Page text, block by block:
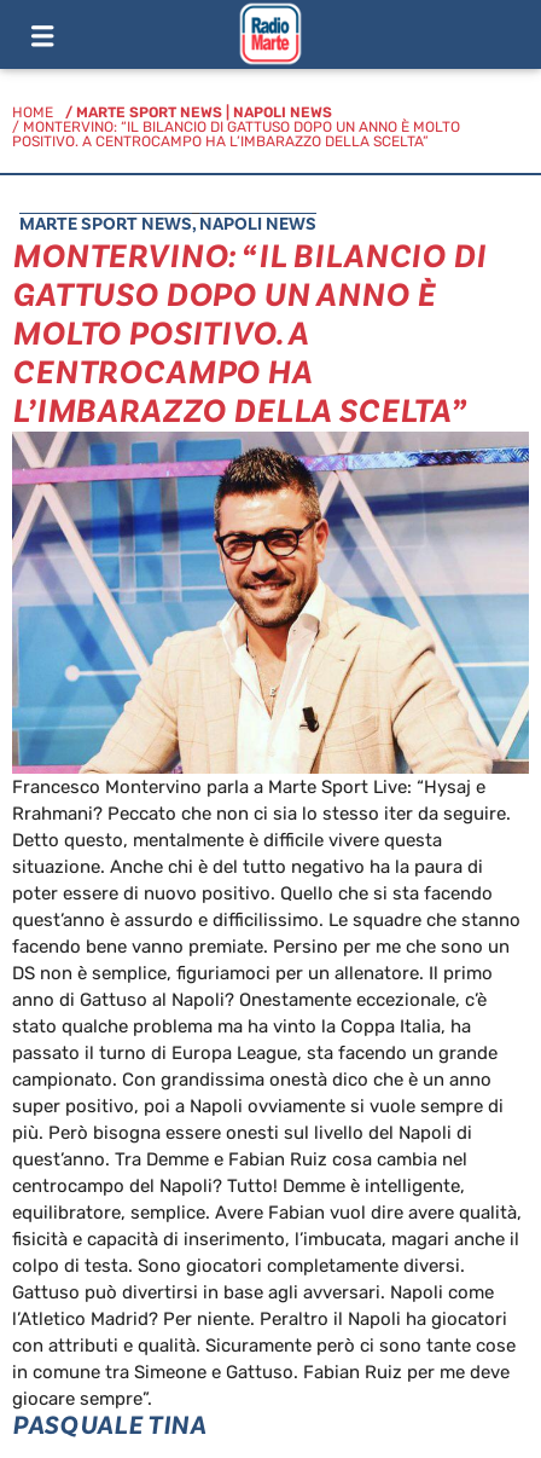
HOME / MARTE SPORT NEWS
NAPOLI NEWS
/ MONTERVINO: “IL BILANCIO DI GATTUSO DOPO UN ANNO È MOLTO
POSITIVO. A CENTROCAMPO HA L’IMBARAZZO DELLA SCELTA”
MARTE SPORT NEWS, NAPOLI NEWS
MONTERVINO: “IL BILANCIO DI
GATTUSO DOPO UN ANNO È
MOLTO POSITIVO. A
CENTROCAMPO HA
L’IMBARAZZO DELLA SCELTA”
Francesco Montervino parla a Marte Sport Live: “Hysaj e
Rrahmani? Peccato che non ci sia lo stesso iter da seguire.
Detto questo, mentalmente è difficile vivere questa
situazione. Anche chi è del tutto negativo ha la paura di
poter essere di nuovo positivo. Quello che si sta facendo
quest’anno è assurdo e difficilissimo. Le squadre che stanno
facendo bene vanno premiate. Persino per me che sono un
DS non è semplice, figuriamoci per un allenatore. Il primo
anno di Gattuso al Napoli? Onestamente eccezionale, c’è
stato qualche problema ma ha vinto la Coppa Italia, ha
passato il turno di Europa League, sta facendo un grande
campionato. Con grandissima onestà dico che è un anno
super positivo, poi a Napoli ovviamente si vuole sempre di
più. Però bisogna essere onesti sul livello del Napoli di
quest’anno. Tra Demme e Fabian Ruiz cosa cambia nel
centrocampo del Napoli? Tutto! Demme è intelligente,
equilibratore, semplice. Avere Fabian vuol dire avere qualità,
fisicità e capacità di inserimento, l’imbucata, magari anche il
colpo di testa. Sono giocatori completamente diversi.
Gattuso può divertirsi in base agli avversari. Napoli come
l’Atletico Madrid? Per niente. Peraltro il Napoli ha giocatori
con attributi e qualità. Sicuramente però ci sono tante cose
in comune tra Simeone e Gattuso. Fabian Ruiz per me deve
giocare sempre”.
PASQUALE TINA